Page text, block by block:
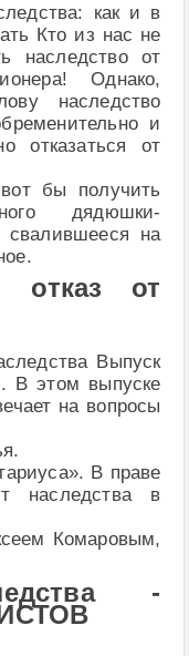
как и в
Кто из нас не
наследство от
Однако,
наследство
и
отказаться от
бы получить
дядюшки-
свалившееся на
отказ от
Выпуск
В этом выпуске
на вопросы
В праве
наследства в
Комаровым,
-